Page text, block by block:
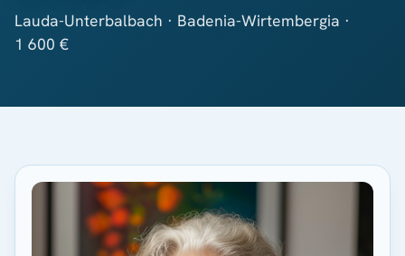
Lauda-Unterbalbach · Badenia-Wirtembergia ·
1 600 €